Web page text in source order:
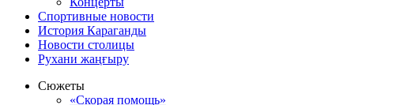
Спортивные новости
История Караганды
Новости столицы
Рухани жаңғыру
Сюжеты
«Скорая помощь»